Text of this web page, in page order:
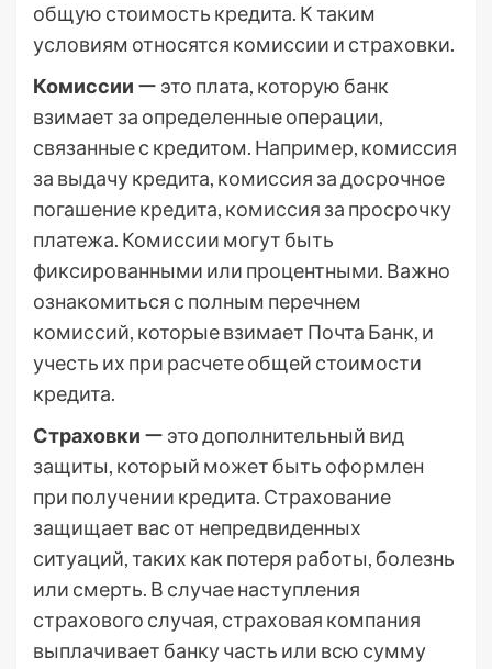
общую стоимость кредита. К таким
условиям относятся комиссии и страховки.
Комиссии ー это плата, которую банк
взимает за определенные операции,
связанные с кредитом. Например, комиссия
за выдачу кредита, комиссия за досрочное
погашение кредита, комиссия за просрочку
платежа. Комиссии могут быть
фиксированными или процентными. Важно
ознакомиться с полным перечнем
комиссий, которые взимает Почта Банк, и
учесть их при расчете общей стоимости
кредита.
Страховки ー это дополнительный вид
защиты, который может быть оформлен
при получении кредита. Страхование
защищает вас от непредвиденных
ситуаций, таких как потеря работы, болезнь
или смерть. В случае наступления
страхового случая, страховая компания
выплачивает банку часть или всю сумму